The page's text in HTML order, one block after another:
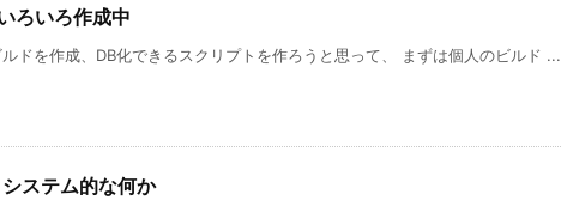
ろいろ作成中
ドを作成、DB化できるスクリプトを作ろうと思って、 まずは個人のビルド ...
ステム的な何か